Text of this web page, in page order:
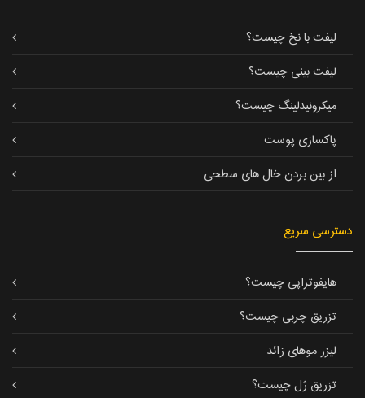
لیفت با نخ چیست؟
لیفت بینی چیست؟
میکرونیدلینگ چیست؟
پاکسازی پوست
از بین بردن خال های سطحی
دسترسی سریع
هایفوتراپی چیست؟
تزریق چربی چیست؟
لیزر موهای زائد
تزریق ژل چیست؟